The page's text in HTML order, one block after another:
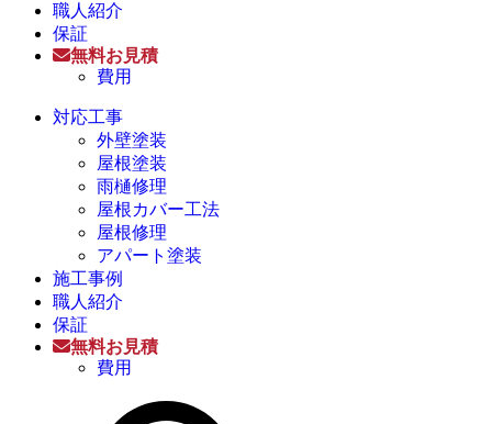
職人紹介
保証
無料お見積
費用
対応工事
外壁塗装
屋根塗装
雨樋修理
屋根カバー工法
屋根修理
アパート塗装
施工事例
職人紹介
保証
無料お見積
費用